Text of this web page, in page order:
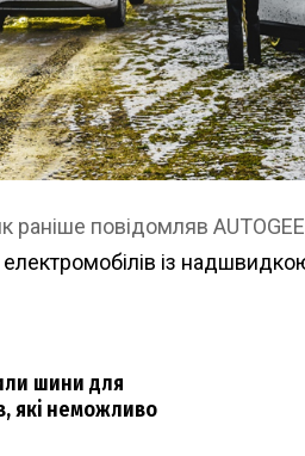
раніше повідомляв
із
шини для
які неможливо